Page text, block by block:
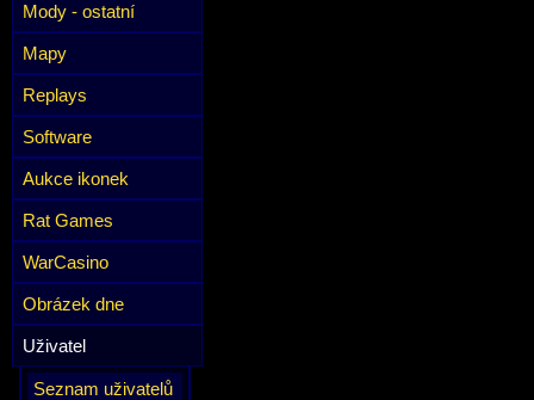
Mody - ostatní
Mapy
Replays
Software
Aukce ikonek
Rat Games
WarCasino
Obrázek dne
Uživatel
Seznam uživatelů